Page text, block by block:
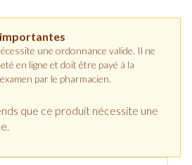
une ordonnance valide. Il ne
en ligne et doit être payé à la
par le pharmacien.
que ce produit nécessite une